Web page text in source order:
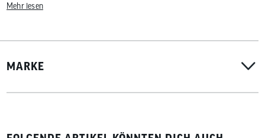
Securitylevel 3/5
Mehr lesen
MARKE